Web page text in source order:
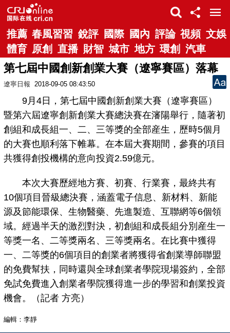
推薦 春風習習 銳評 國際 國內 評論 視頻 文娛
體育 原創 直播 財智 城市 地方 環創 汽車
第七屆中國創新創業大賽（遼寧賽區）落幕
遼寧日報 2018-09-05 08:43:50
9月4日，第七屆中國創新創業大賽（遼寧賽區）
暨第六屆遼寧創新創業大賽總決賽在瀋陽舉行，隨著初
創組和成長組一、二、三等獎的全部産生，歷時5個月
的大賽也順利落下帷幕。在本屆大賽期間，參賽的項目
共獲得創投機構的意向投資2.59億元。
本次大賽歷經地方賽、初賽、行業賽，最終共有
10個項目晉級總決賽，涵蓋電子信息、新材料、新能
源及節能環保、生物醫藥、先進製造、互聯網等6個領
域。經過半天的激烈對決，初創組和成長組分別産生一
等獎一名、二等獎兩名、三等獎兩名。在比賽中獲得
一、二等獎的6個項目的創業者將獲得省創業導師聯盟
的免費幫扶，同時還與全球創業者學院現場簽約，全部
免試免費進入創業者學院獲得進一步的學習和創業投資
機會。（記者 方亮）
編輯：李靜